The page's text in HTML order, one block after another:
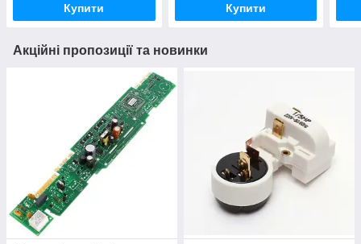
Купити Купити
Акційні пропозиції та новинки